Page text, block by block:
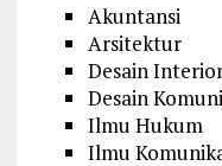
Akuntansi
Arsitektur
Desain
Desain
Ilmu Hukum
Ilmu